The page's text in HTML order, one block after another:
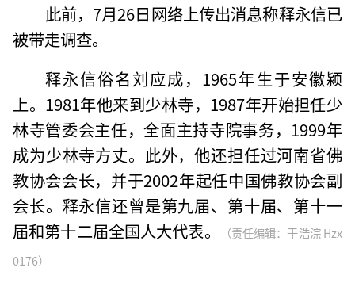
此前，7月26日网络上传出消息称释永信已
被带走调查。
释永信俗名刘应成，1965年生于安徽颍
上。1981年他来到少林寺，1987年开始担任少
林寺管委会主任，全面主持寺院事务，1999年
成为少林寺方丈。此外，他还担任过河南省佛
教协会会长，并于2002年起任中国佛教协会副
会长。释永信还曾是第九届、第十届、第十一
届和第十二届全国人大代表。
（责任编辑：于浩淙 Hzx
0176）